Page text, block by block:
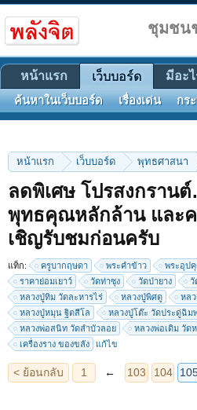
หน้าแรก เว็บบอร์ด พุทธศาสนา
ลดพิเศษ โปรสงกราน
พุทธคุณหลักล้าน และ
เชิญรับชมก่อนครับ
แท็ก: ครูบากฤษดา พระคำข้าว พระอุป
ราคาย่อมเยาว์
วัดท่าซุง วัดป่ายาง วั
หลวงปู่ทิม วัดละหารไร่
หลวงปู่พิศดู
หล
หลวงปู่หมุน ฐิตสีโล
หลวงปู่โต๊ะ วัดประดู่ฉิม
หลวงพ่อสนิท วัดลำบัวลอย
หลวงพ่อเดิม วัด
เครื่องราง ของขลัง
แก้ไข
< ย้อนกลับ 1 ← 103 104 105 106 107 →
ถั
ชุมชน
หน้าแรก เว็บบอร์ด
ค้นหาในเว็บบอร์ด เรื่องเด่น กร
มีอะ